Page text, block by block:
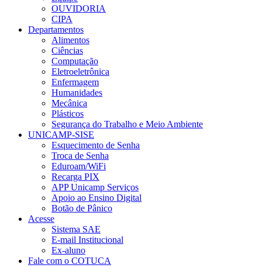
OUVIDORIA
CIPA
Departamentos
Alimentos
Ciências
Computação
Eletroeletrônica
Enfermagem
Humanidades
Mecânica
Plásticos
Segurança do Trabalho e Meio Ambiente
UNICAMP-SISE
Esquecimento de Senha
Troca de Senha
Eduroam/WiFi
Recarga PIX
APP Unicamp Serviços
Apoio ao Ensino Digital
Botão de Pânico
Acesse
Sistema SAE
E-mail Institucional
Ex-aluno
Fale com o COTUCA